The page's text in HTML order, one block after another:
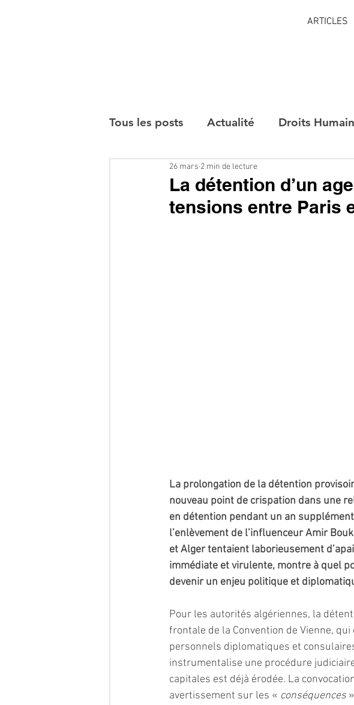
ARTICLES
Tous les posts Actualité Droits
Interviews
La détention d’un
tensions entre Paris
26 mars 2 min de lecture
La prolongation de la détention
nouveau point de crispation dans une
en détention pendant un an
l’enlèvement de l’influenceur Amir
et Alger tentaient laborieusement
immédiate et virulente, montre à quel
devenir un enjeu politique et
Pour les autorités algériennes, la
frontale de la Convention de Vienne,
personnels diplomatiques et
instrumentalise une procédure
capitales est déjà érodée. La
avertissement sur les « conséquences